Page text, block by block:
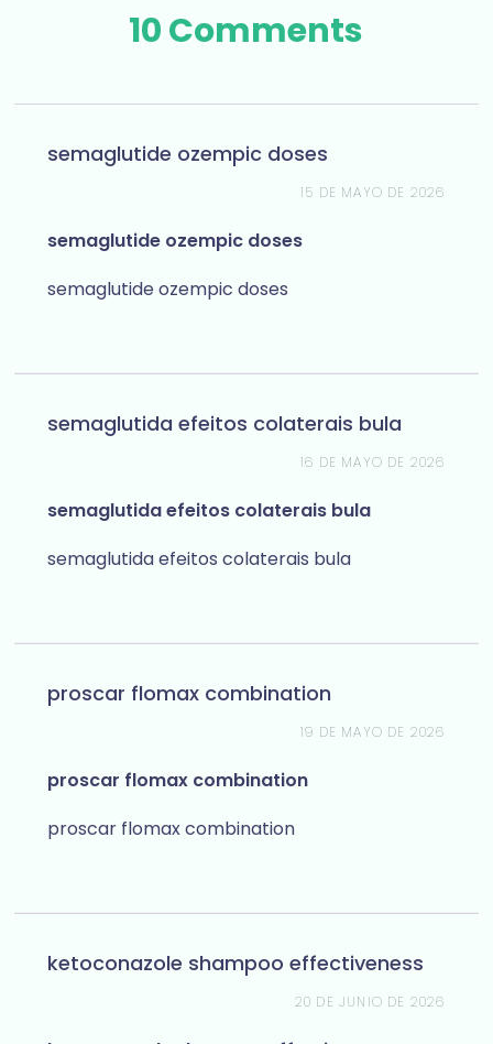
10 Comments
semaglutide ozempic doses
15 DE MAYO DE 2026
semaglutide ozempic doses
semaglutide ozempic doses
semaglutida efeitos colaterais bula
16 DE MAYO DE 2026
semaglutida efeitos colaterais bula
semaglutida efeitos colaterais bula
proscar flomax combination
19 DE MAYO DE 2026
proscar flomax combination
proscar flomax combination
ketoconazole shampoo effectiveness
20 DE JUNIO DE 2026